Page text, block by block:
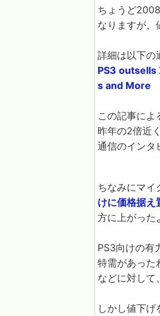
ちょうど
なりますが、
詳細は以下の
PS3
s and More
この記事に
昨年の2倍近
通信のインタ
ちなみにマイ
けに価格据
方に上がった
PS3向けの有
特需があった
などに対して
しかし値下